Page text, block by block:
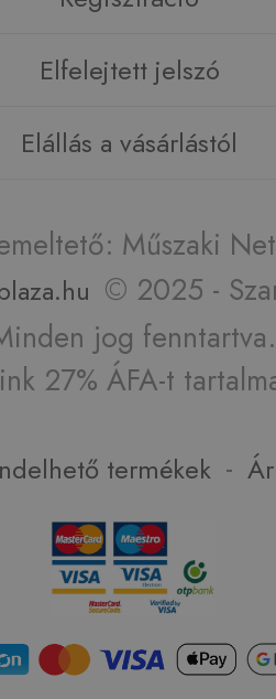
Elfelejtett jelszó
Elállás a vásárlástól
Műszaki
© 2025 -
jog fenntartva.
27% ÁFA-t
termékek -